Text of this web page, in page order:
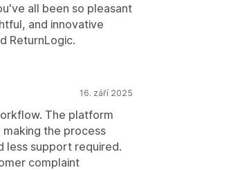
all been so pleasant
and innovative
ReturnLogic.
16. září 2025
The platform
the process
less support required.
complaint